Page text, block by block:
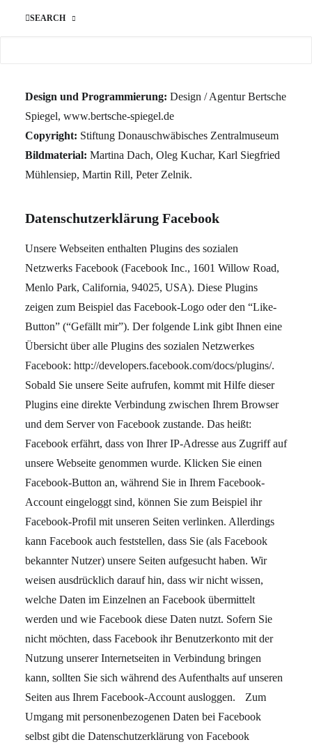
SEARCH
Redaktion und Konzept:
Design und Programmierung: Design / Agentur Bertsche
Spiegel, www.bertsche-spiegel.de
Copyright: Stiftung Donauschwäbisches Zentralmuseum
Bildmaterial: Martina Dach, Oleg Kuchar, Karl Siegfried
Mühlensiep, Martin Rill, Peter Zelnik.
Datenschutzerklärung Facebook
Unsere Webseiten enthalten Plugins des sozialen
Netzwerks Facebook (Facebook Inc., 1601 Willow Road,
Menlo Park, California, 94025, USA). Diese Plugins
zeigen zum Beispiel das Facebook-Logo oder den “Like-
Button” (“Gefällt mir”). Der folgende Link gibt Ihnen eine
Übersicht über alle Plugins des sozialen Netzwerkes
Facebook: http://developers.facebook.com/docs/plugins/.
Sobald Sie unsere Seite aufrufen, kommt mit Hilfe dieser
Plugins eine direkte Verbindung zwischen Ihrem Browser
und dem Server von Facebook zustande. Das heißt:
Facebook erfährt, dass von Ihrer IP-Adresse aus Zugriff auf
unsere Webseite genommen wurde. Klicken Sie einen
Facebook-Button an, während Sie in Ihrem Facebook-
Account eingeloggt sind, können Sie zum Beispiel ihr
Facebook-Profil mit unseren Seiten verlinken. Allerdings
kann Facebook auch feststellen, dass Sie (als Facebook
bekannter Nutzer) unsere Seiten aufgesucht haben. Wir
weisen ausdrücklich darauf hin, dass wir nicht wissen,
welche Daten im Einzelnen an Facebook übermittelt
werden und wie Facebook diese Daten nutzt. Sofern Sie
nicht möchten, dass Facebook ihr Benutzerkonto mit der
Nutzung unserer Internetseiten in Verbindung bringen
kann, sollten Sie sich während des Aufenthalts auf unseren
Seiten aus Ihrem Facebook-Account ausloggen. Zum
Umgang mit personenbezogenen Daten bei Facebook
selbst gibt die Datenschutzerklärung von Facebook